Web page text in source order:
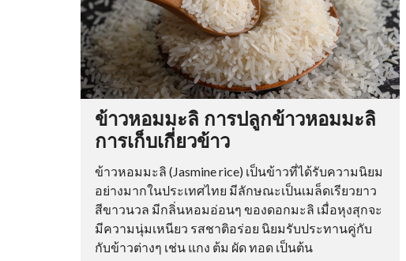
ข้าวหอมมะลิ การปลูกข้าวหอมมะลิ
การเก็บเกี่ยวข้าว
ข้าวหอมมะลิ (Jasmine rice) เป็นข้าวที่ได้รับความนิยม
อย่างมากในประเทศไทย มีลักษณะเป็นเมล็ดเรียวยาว
สีขาวนวล มีกลิ่นหอมอ่อนๆ ของดอกมะลิ เมื่อหุงสุกจะ
มีความนุ่มเหนียว รสชาติอร่อย นิยมรับประทานคู่กับ
กับข้าวต่างๆ เช่น แกง ต้ม ผัด ทอด เป็นต้น